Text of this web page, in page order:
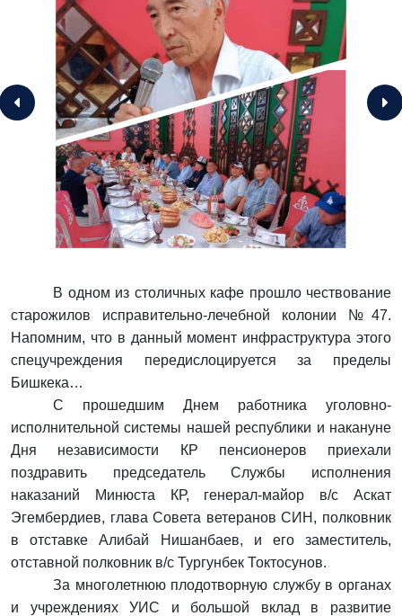
В одном из столичных кафе прошло чествование
старожилов исправительно-лечебной колонии №47.
Напомним, что в данный момент инфраструктура этого
спецучреждения передислоцируется за пределы
Бишкека…
С прошедшим Днем работника уголовно-
исполнительной системы нашей республики и накануне
Дня независимости КР пенсионеров приехали
поздравить председатель Службы исполнения
наказаний Минюста КР, генерал-майор в/с Аскат
Эгембердиев, глава Совета ветеранов СИН, полковник
в отставке Алибай
Нишанбаев, и его заместитель,
отставной полковник в/с Тургунбек Токтосунов.
За многолетнюю плодотворную службу в органах
и учреждениях УИС и большой вклад в развитие